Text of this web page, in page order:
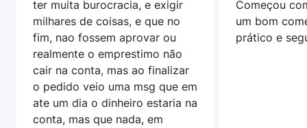
ter muita burocracia, e exigir
milhares de coisas, e que no
fim, nao fossem aprovar ou
realmente o emprestimo não
cair na conta, mas ao finalizar
o pedido veio uma msg que em
ate um dia o dinheiro estaria na
conta, mas que nada, em
Começou
um bom
prático e